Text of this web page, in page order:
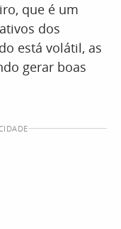
que é um
dos
está volátil, as
gerar boas